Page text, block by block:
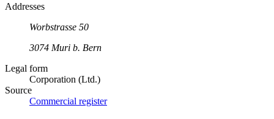
Addresses
Worbstrasse 50
3074 Muri b. Bern
Legal form
Corporation (Ltd.)
Source
Commercial register